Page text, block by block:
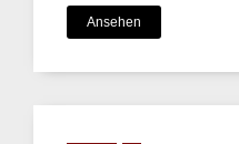
Ansehen